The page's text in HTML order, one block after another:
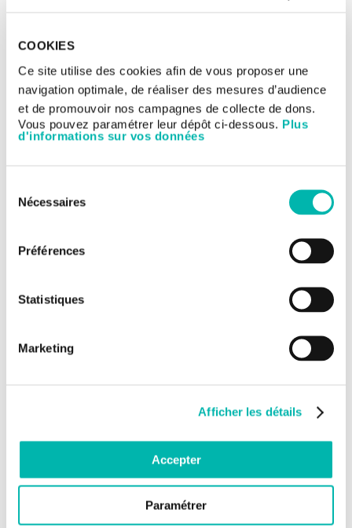
COOKIES
Ce site utilise des cookies afin de vous proposer une
navigation optimale, de réaliser des mesures d’audience
et de promouvoir nos campagnes de collecte de dons.
Vous pouvez paramétrer leur dépôt ci-dessous. Plus
d'informations sur vos données
Nécessaires
Préférences
Statistiques
Marketing
Afficher les détails
Accepter
Paramétrer
TheraPanacea* établit pour la première fois qu’une
intelligence artificielle peut exploiter des images médicales
pour en extraire des informations biologiques et cliniques à
des fins prédictives.
23/08/2018
Gustave Roussy au palmarès des
hôpitaux 2018 du magazine Le Point
Gustave Roussy occupe cette année encore les meilleures
magazine Le Point, pour différentes spécialités.